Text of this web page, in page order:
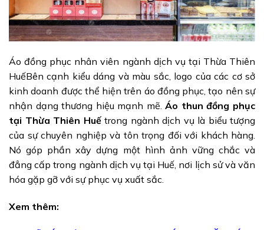
Áo đồng phục nhân viên ngành dịch vụ tại Thừa Thiên
HuếBên cạnh kiểu dáng và màu sắc, logo của các cơ sở
kinh doanh được thể hiện trên áo đồng phục, tạo nên sự
nhận dạng thương hiệu mạnh mẽ.Áo thun đồng phục
tại Thừa Thiên Huếtrong ngành dịch vụ là biểu tượng
của sự chuyên nghiệp và tôn trọng đối với khách hàng.
Nó góp phần xây dựng một hình ảnh vững chắc và
đẳng cấp trong ngành dịch vụ tại Huế, nơi lịch sử và văn
hóa gặp gỡ với sự phục vụ xuất sắc.
Xem thêm: